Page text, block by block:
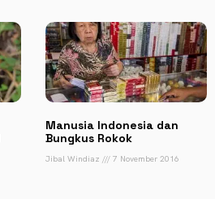
Manusia Indonesia dan
Bungkus Rokok
Jibal Windiaz 7 November 2016